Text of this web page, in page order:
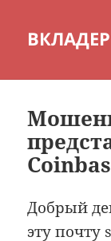
ВКЛАДЕР
Добрый
эту почту